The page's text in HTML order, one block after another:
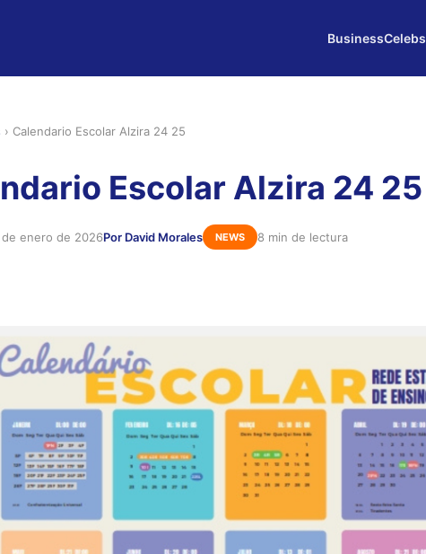
BusinessCelebs
› Calendario Escolar Alzira 24 25
Escolar Alzira 24 25
enero de 2026Por David Morales NEWS 8 min de lectura